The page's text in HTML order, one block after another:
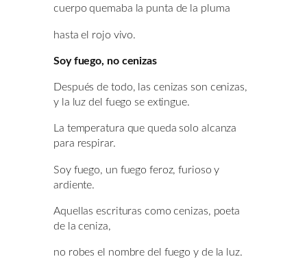
cuerpo quemaba la punta de la pluma
hasta el rojo vivo.
Soy fuego, no cenizas
Después de todo, las cenizas son cenizas,
y la luz del fuego se extingue.
La temperatura que queda solo alcanza
para respirar.
Soy fuego, un fuego feroz, furioso y
ardiente.
Aquellas escrituras como cenizas, poeta
de la ceniza,
no robes el nombre del fuego y de la luz.